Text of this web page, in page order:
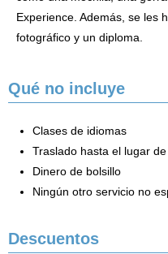
Experience. Además, se les
fotográfico y un diploma.
Qué no incluye
Clases de idiomas
Traslado hasta el lugar
Dinero de bolsillo
Ningún otro servicio no
Descuentos